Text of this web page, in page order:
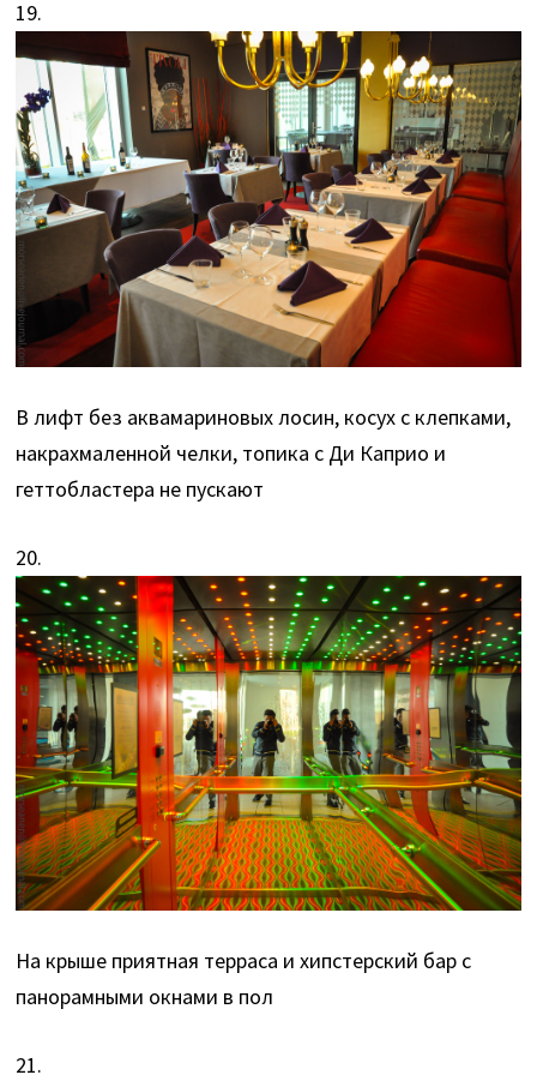
19.
В лифт без аквамариновых лосин, косух с клепками,
накрахмаленной челки, топика с Ди Каприо и
геттобластера не пускают
20.
На крыше приятная терраса и хипстерский бар с
панорамными окнами в пол
21.